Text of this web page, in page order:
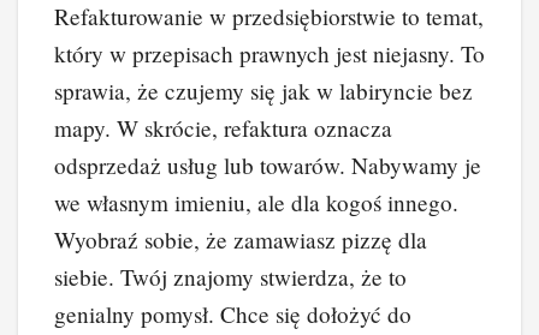
c
e
b
o
o
k
er
e
st
k
e
dI
n
d
di
t
o
p
p
y
Li
n
k
Refakturowanie w przedsiębiorstwie to temat,
który w przepisach prawnych jest niejasny. To
sprawia, że czujemy się jak w labiryncie bez
mapy. W skrócie, refaktura oznacza
odsprzedaż usług lub towarów. Nabywamy je
we własnym imieniu, ale dla kogoś innego.
Wyobraź sobie, że zamawiasz pizzę dla
siebie. Twój znajomy stwierdza, że to
genialny pomysł. Chce się dołożyć do